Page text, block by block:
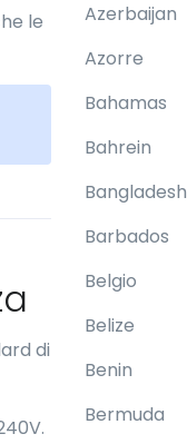
le
di
Azerbaijan
Azorre
Bahamas
Bahrein
Bangladesh
Barbados
Belgio
Belize
Benin
Bermuda